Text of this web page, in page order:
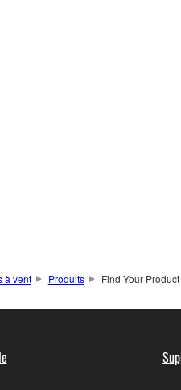
à vent Produits Find Your Product